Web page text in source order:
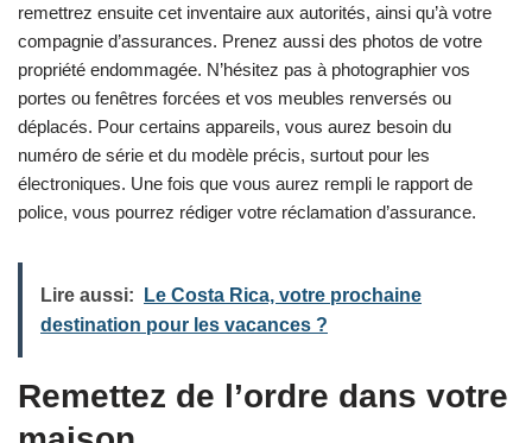
remettrez ensuite cet inventaire aux autorités, ainsi qu’à votre
compagnie d’assurances. Prenez aussi des photos de votre
propriété endommagée. N’hésitez pas à photographier vos
portes ou fenêtres forcées et vos meubles renversés ou
déplacés. Pour certains appareils, vous aurez besoin du
numéro de série et du modèle précis, surtout pour les
électroniques. Une fois que vous aurez rempli le rapport de
police, vous pourrez rédiger votre réclamation d’assurance.
Lire aussi:
Le Costa Rica, votre prochaine
destination pour les vacances ?
Remettez de l’ordre dans votre